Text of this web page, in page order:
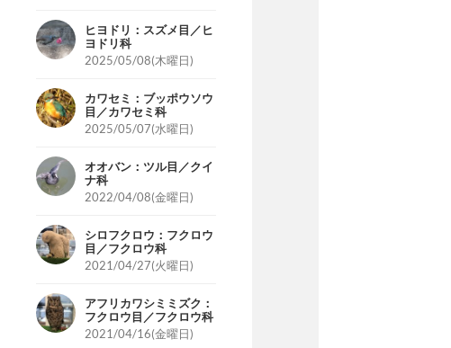
ヒヨドリ：スズメ目／ヒ
ヨドリ科
2025/05/08(木曜日)
カワセミ：ブッポウソウ
目／カワセミ科
2025/05/07(水曜日)
オオバン：ツル目／クイ
ナ科
2022/04/08(金曜日)
シロフクロウ：フクロウ
目／フクロウ科
2021/04/27(火曜日)
アフリカワシミミズク：
フクロウ目／フクロウ科
2021/04/16(金曜日)